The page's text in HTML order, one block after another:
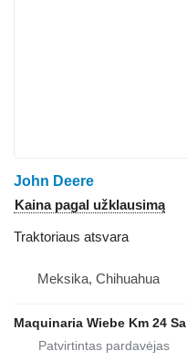
John Deere
Kaina pagal užklausimą
Traktoriaus atsvara
Meksika, Chihuahua
Maquinaria Wiebe Km 24 Sa